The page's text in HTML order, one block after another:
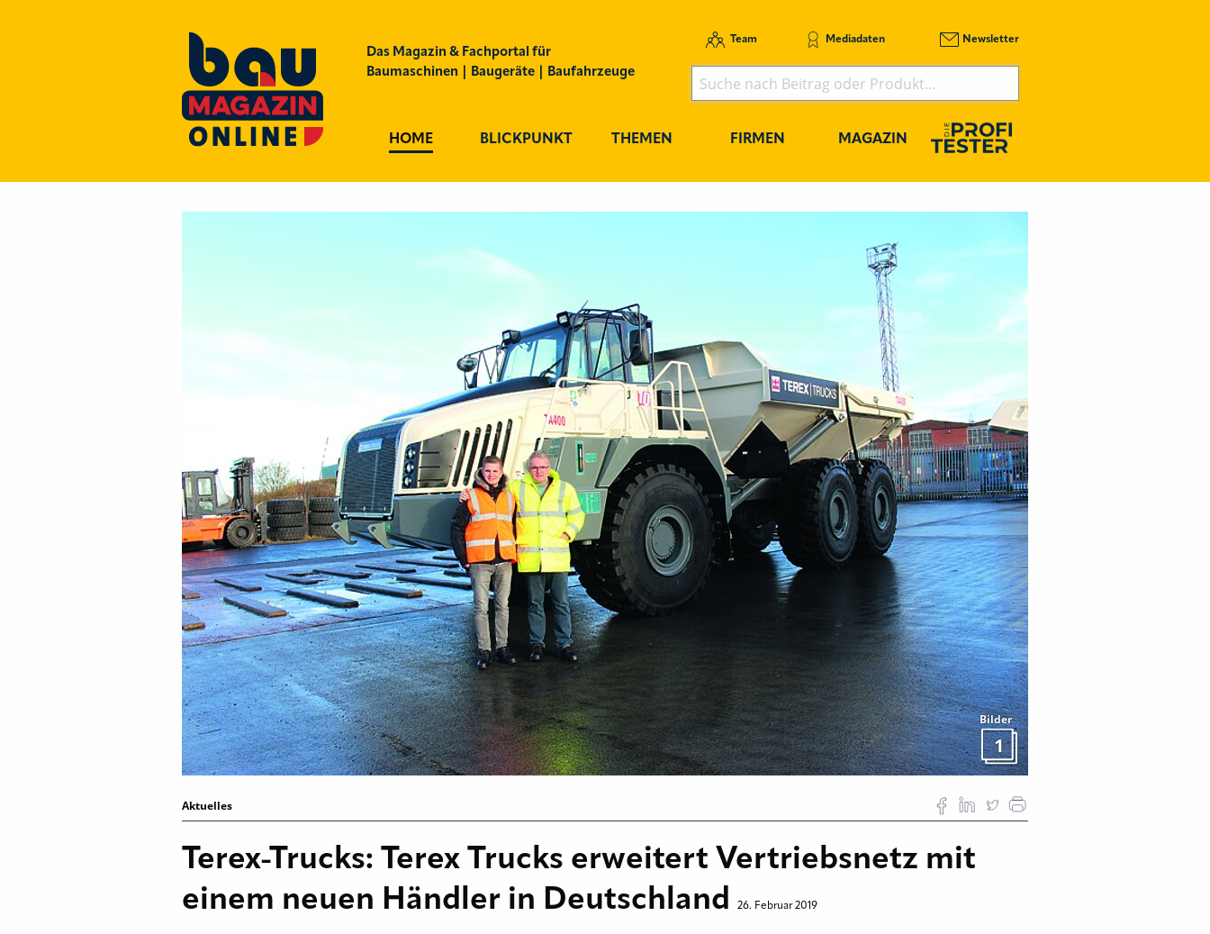
Das Magazin & Fachportal für
Baumaschinen | Baugeräte | Baufahrzeuge
Team Mediadaten Newsletter
HOME BLICKPUNKT THEMEN FIRMEN MAGAZIN
Bilder
1
Aktuelles
Terex-Trucks: Terex Trucks erweitert Vertriebsnetz mit
einem neuen Händler in Deutschland
26. Februar 2019